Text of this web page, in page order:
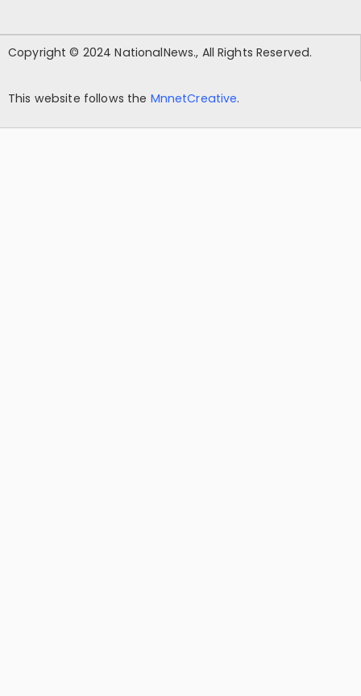
Copyright © 2024 NationalNews., All Rights Reserved.
This website follows the MnnetCreative.